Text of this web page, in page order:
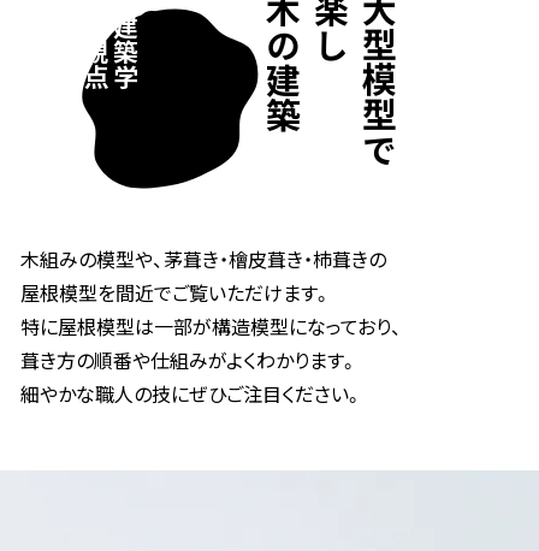
01
建築学
の視点 大型模型で
楽しむ
木の建築
木組みの模型や、茅葺き・檜皮葺き・杮葺きの
屋根模型を間近でご覧いただけます。
特に屋根模型は一部が構造模型になっており、
葺き方の順番や仕組みがよくわかります。
細やかな職人の技にぜひご注目ください。